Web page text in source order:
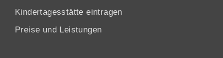
Kindertagesstätte eintragen
Preise und Leistungen